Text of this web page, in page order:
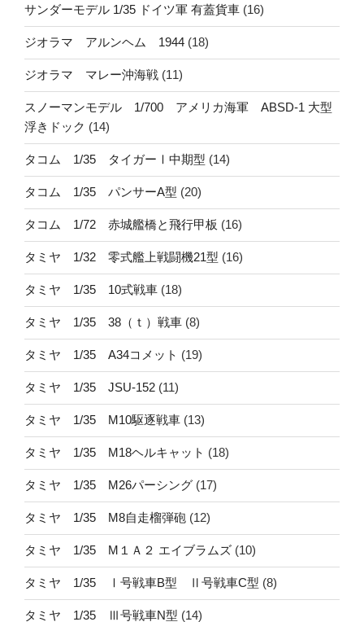
サンダーモデル 1/35 ドイツ軍 有蓋貨車 (16)
ジオラマ アルンヘム 1944 (18)
ジオラマ マレー沖海戦 (11)
スノーマンモデル 1/700 アメリカ海軍 ABSD-1 大型
浮きドック (14)
タコム 1/35 タイガーⅠ中期型 (14)
タコム 1/35 パンサーA型 (20)
タコム 1/72 赤城艦橋と飛行甲板 (16)
タミヤ 1/32 零式艦上戦闘機21型 (16)
タミヤ 1/35 10式戦車 (18)
タミヤ 1/35 38（ｔ）戦車 (8)
タミヤ 1/35 A34コメット (19)
タミヤ 1/35 JSU-152 (11)
タミヤ 1/35 M10駆逐戦車 (13)
タミヤ 1/35 M18ヘルキャット (18)
タミヤ 1/35 M26パーシング (17)
タミヤ 1/35 M8自走榴弾砲 (12)
タミヤ 1/35 M１Ａ２ エイブラムズ (10)
タミヤ 1/35 Ⅰ号戦車B型 Ⅱ号戦車C型 (8)
タミヤ 1/35 Ⅲ号戦車N型 (14)